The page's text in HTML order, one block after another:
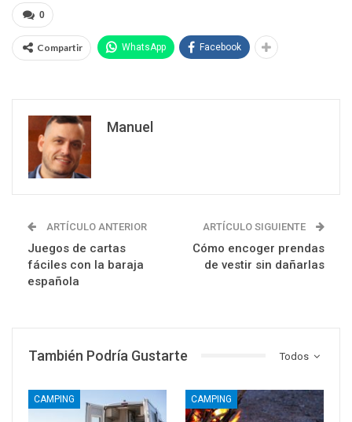
0
Compartir WhatsApp Facebook
Manuel
ARTÍCULO ANTERIOR
Juegos de cartas
fáciles con la baraja
española
ARTÍCULO SIGUIENTE
Cómo encoger prendas
de vestir sin dañarlas
Todos
También Podría Gustarte
CAMPING CAMPING